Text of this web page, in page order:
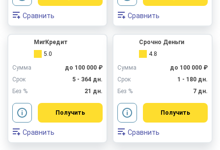
Сравнить Сравнить
МигКредит
5.0
Сумма
до 100 000 ₽
Срок
5 - 364 дн.
Без %
21 дн.
Получить
Сравнить
Срочно Деньги
4.8
Сумма
до 100 000 ₽
Срок
1 - 180 дн.
Без %
7 дн.
Получить
Сравнить